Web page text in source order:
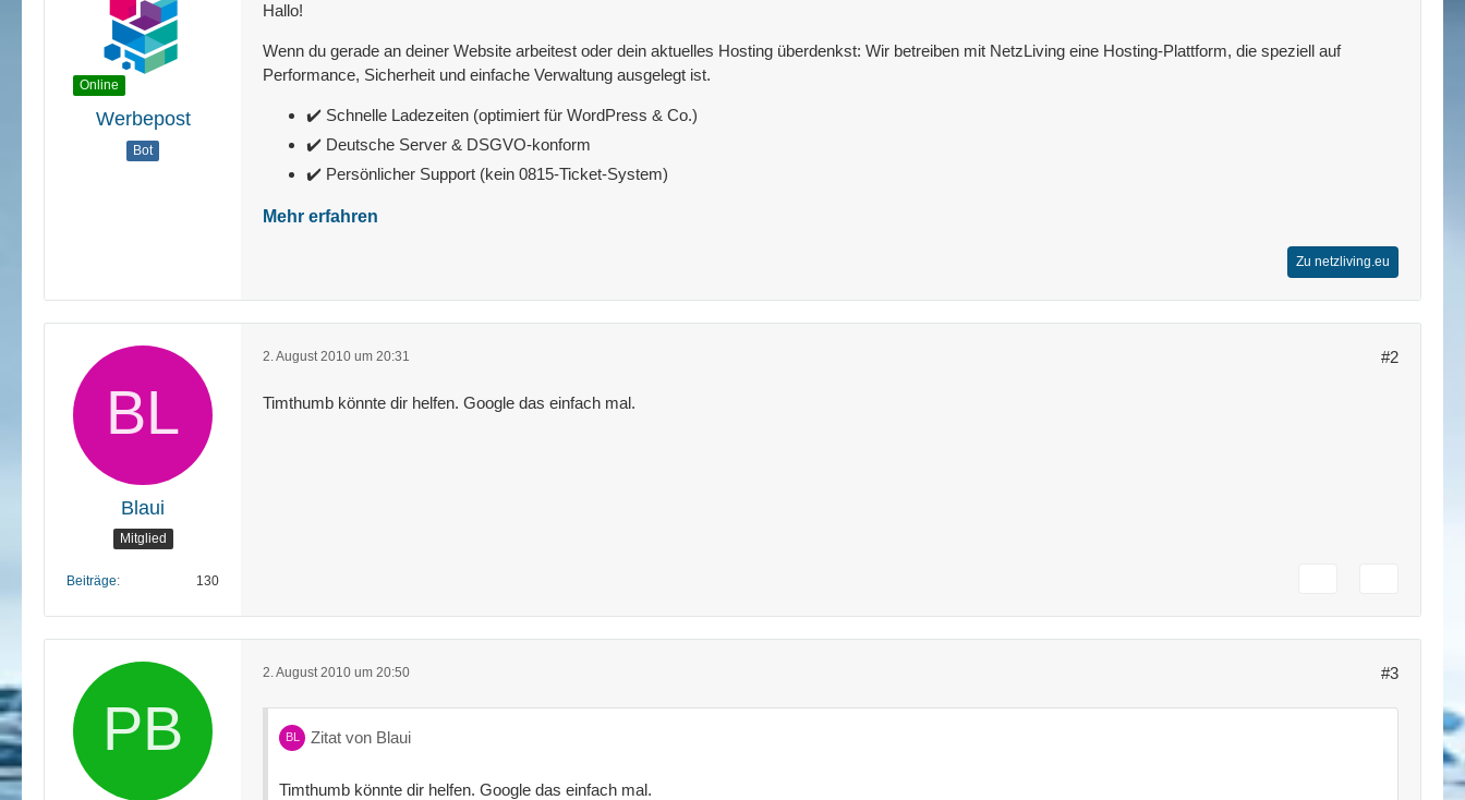
Online
Werbepost
Bot
Hallo!
Wenn du gerade an deiner Website arbeitest oder dein aktuelles Hosting überdenkst: Wir betreiben mit NetzLiving eine Hosting-Plattform, die speziell auf
Performance, Sicherheit und einfache Verwaltung ausgelegt ist.
✔️ Schnelle Ladezeiten (optimiert für WordPress & Co.)
✔️ Deutsche Server & DSGVO-konform
✔️ Persönlicher Support (kein 0815-Ticket-System)
Mehr erfahren
Zu netzliving.eu
Blaui
Mitglied
Beiträge 130
2. August 2010 um 20:31 #2
Timthumb könnte dir helfen. Google das einfach mal.
2. August 2010 um 20:50 #3
Zitat von Blaui
Timthumb könnte dir helfen. Google das einfach mal.